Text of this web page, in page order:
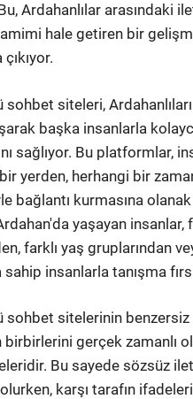
Ardahanlılar arasındaki
hale getiren bir
çıkıyor.
sohbet siteleri,
başka insanlarla
sağlıyor. Bu platformlar,
yerden, herhangi bir
bağlantı kurmasına olanak
yaşayan insanlar,
farklı yaş gruplarından
sahip insanlarla tanışma
sohbet sitelerinin benzersiz
birbirlerini gerçek zamanlı
Bu sayede sözsüz
karşı tarafın